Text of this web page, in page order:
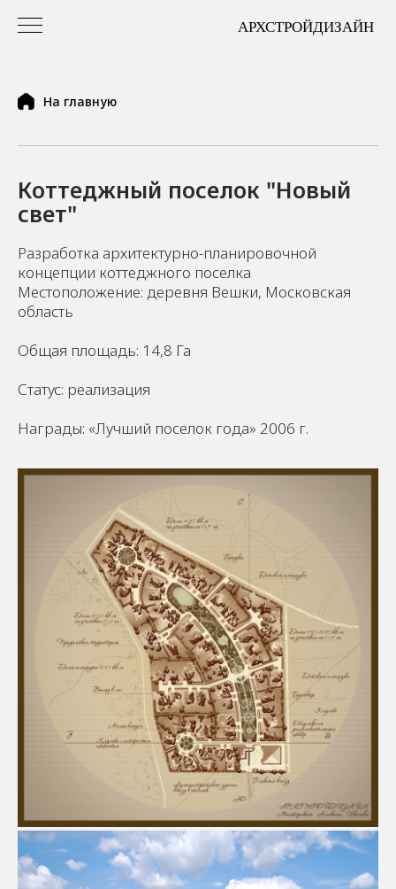
На главную
Коттеджный поселок "Новый
свет"
Разработка архитектурно-планировочной
концепции коттеджного поселка
Местоположение: деревня Вешки, Московская
область
Общая площадь: 14,8 Га
Статус: реализация
Награды: «Лучший поселок года» 2006 г.